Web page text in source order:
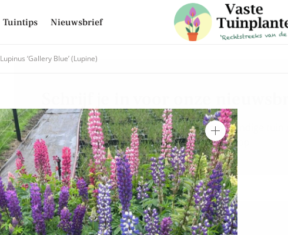
Tuintips Nieuwsbrief
Lupinus ‘Gallery Blue’ (Lupine)
Mis niet langer de laatste trends, ontvang handige
hoogte van alle aanbiedingen in onze webshop
E-mailadres
Inschrijven